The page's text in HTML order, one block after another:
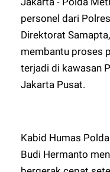
personel dari
Direktorat
membantu proses
terjadi di kawasan
Jakarta Pusat.
Kabid Humas
Budi Hermanto